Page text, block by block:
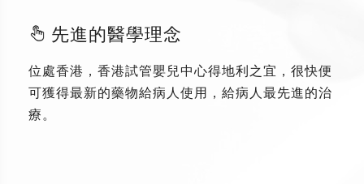
先進的醫學理念
位處香港，香港試管嬰兒中心得地利之宜，很快便
可獲得最新的藥物給病人使用，給病人最先進的治
療。